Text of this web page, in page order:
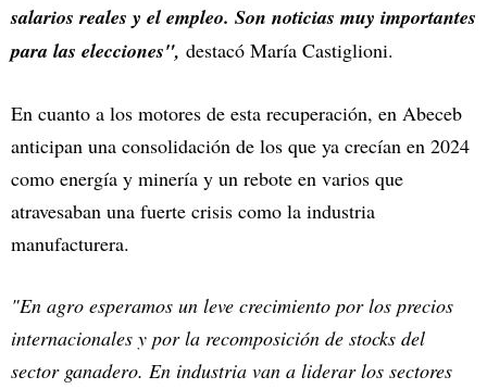
salarios reales y el empleo. Son noticias muy importantes
para las elecciones", destacó María Castiglioni.
En cuanto a los motores de esta recuperación, en Abeceb
anticipan una consolidación de los que ya crecían en 2024
como energía y minería y un rebote en varios que
atravesaban una fuerte crisis como la industria
manufacturera.
"En agro esperamos un leve crecimiento por los precios
internacionales y por la recomposición de stocks del
sector ganadero. En industria van a liderar los sectores